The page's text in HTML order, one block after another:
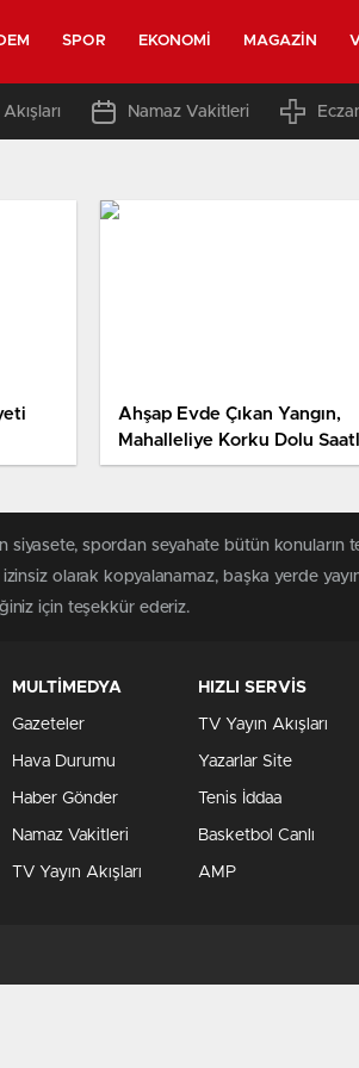
SPOR EKONOMI MAGAZIN
Namaz Vakitleri
Ahşap Evde Çıkan Yangın,
Mahalleliye Korku Dolu
Yaşattı
siyasete, spordan seyahate bütün
olarak kopyalanamaz, başka yerde
için teşekkür ederiz.
MULTİMEDYA
Gazeteler
Hava Durumu
Haber Gönder
Namaz Vakitleri
TV Yayın Akışları
HIZLI SERVİS
TV Yayın Akışları
Yazarlar Site
Tenis İddaa
Basketbol Canlı
AMP